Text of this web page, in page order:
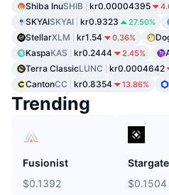
Shiba InuSHIB kr0.00004395
SKYAISKYAI kr0.9323 27.50%
StellarXLM kr1.54 0.36%
KaspaKAS kr0.2444 2.45%
Terra ClassicLUNC kr0.0004642
CantonCC kr0.8354 13.86%
Trending
Fusionist
$0.1392
$0.1504